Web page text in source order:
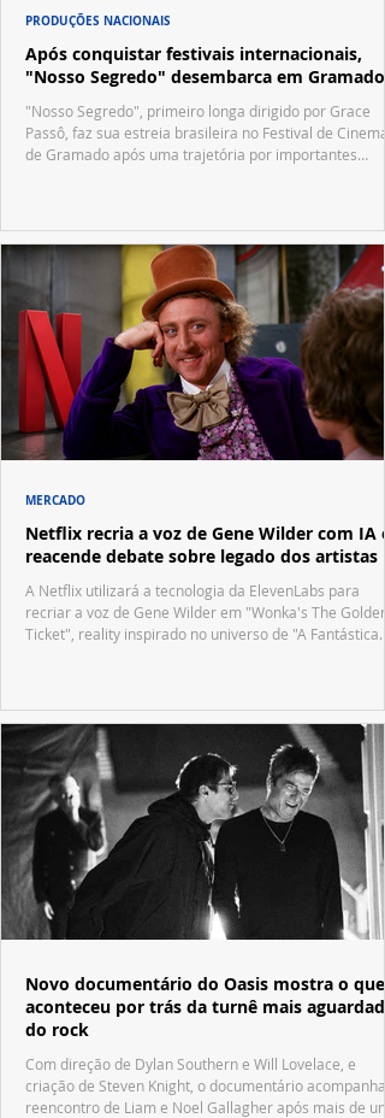
Após conquistar festivais internacionais,
"Nosso Segredo" desembarca em Gramado
"Nosso Segredo", primeiro longa dirigido por Grace
Passô, faz sua estreia brasileira no Festival de Cinema
de Gramado após uma trajetória por importantes
PRODUÇÕES NACIONAIS
Netflix recria a voz de Gene Wilder com IA e
reacende debate sobre legado dos artistas
A Netflix utilizará a tecnologia da ElevenLabs para
recriar a voz de Gene Wilder em "Wonka's The Golden
Ticket", reality inspirado no universo de "A Fantástica
MERCADO
Novo documentário do Oasis mostra o que
aconteceu por trás da turnê mais aguardada
do rock
Com direção de Dylan Southern e Will Lovelace, e
criação de Steven Knight, o documentário acompanha
reencontro de Liam e Noel Gallagher após mais de